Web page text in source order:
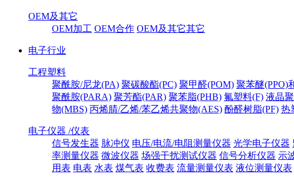
OEM及其它
OEM加工 OEM合作 OEM及其它其它
电子行业
工程塑料
聚酰胺/尼龙(PA) 聚碳酸酯(PC) 聚甲醛(POM) 聚苯醚(PPO)
聚酰胺(PARA) 聚芳酯(PAR) 聚苯脂(PHB) 氟塑料(F) 液晶
物(MBS) 丙烯腈/乙烯/苯乙烯共聚物(AES) 酚醛树脂(PF) 热
电子仪器 /仪表
信号发生器 脉冲仪 电压/电流/电阻测量仪器 光学电子仪器
率测量仪器 微波仪器 场强干扰测试仪器 信号分析仪器 示
用表 电表 水表 煤气表 收费表 流量测量仪表 液位测量仪表